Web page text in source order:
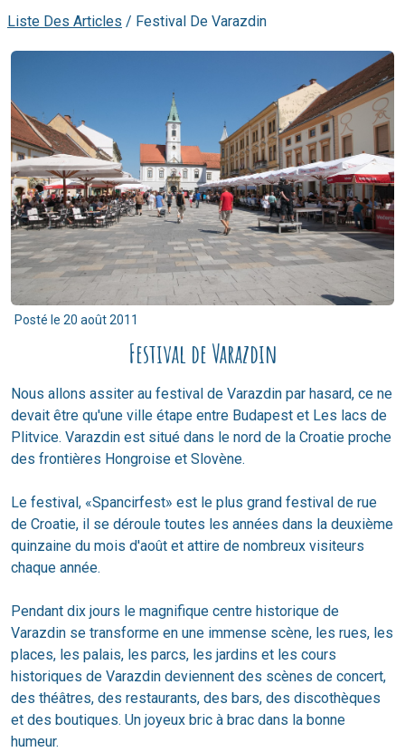
Liste Des Articles / Festival De Varazdin
Posté le 20 août 2011
Festival de Varazdin
Nous allons assiter au festival de Varazdin par hasard, ce ne
devait être qu'une ville étape entre Budapest et Les lacs de
Plitvice. Varazdin est situé dans le nord de la Croatie proche
des frontières Hongroise et Slovène.
Le festival, «Spancirfest» est le plus grand festival de rue
de Croatie, il se déroule toutes les années dans la deuxième
quinzaine du mois d'août et attire de nombreux visiteurs
chaque année.
Pendant dix jours le magnifique centre historique de
Varazdin se transforme en une immense scène, les rues, les
places, les palais, les parcs, les jardins et les cours
historiques de Varazdin deviennent des scènes de concert,
des théâtres, des restaurants, des bars, des discothèques
et des boutiques. Un joyeux bric à brac dans la bonne
humeur.